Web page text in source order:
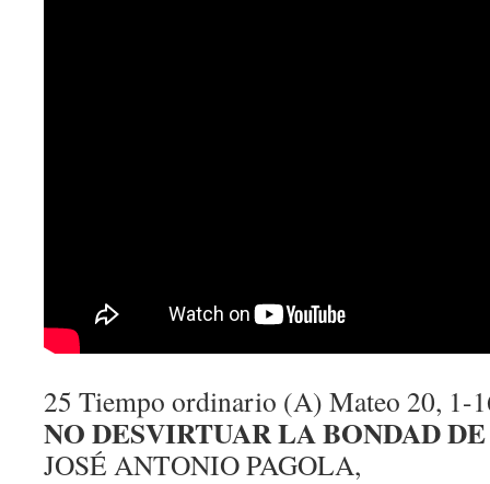
25 Tiempo ordinario (A) Mateo 20, 1-
NO DESVIRTUAR LA BONDAD
JOSÉ ANTONIO PAGOLA,